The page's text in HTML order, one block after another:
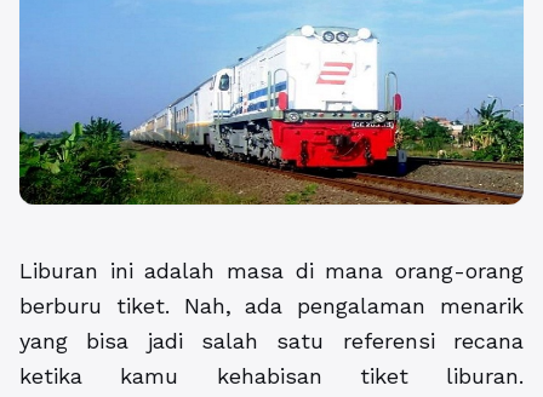
Liburan ini adalah masa di mana orang-orang
berburu tiket. Nah, ada pengalaman menarik
yang bisa jadi salah satu referensi recana
ketika kamu kehabisan tiket liburan.